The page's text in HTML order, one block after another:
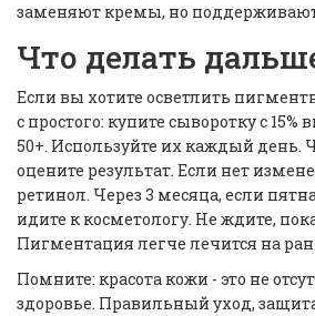
заменяют кремы, но
Что делать
Если вы хотите осветлить
с простого: купите сыворотку с
50+. Используйте их каждый день.
оцените результат. Если нет
ретинол. Через 3 месяца, если
идите к косметологу. Не ждите,
Пигментация легче лечится на
Помните: красота кожи - это не
здоровье. Правильный уход,